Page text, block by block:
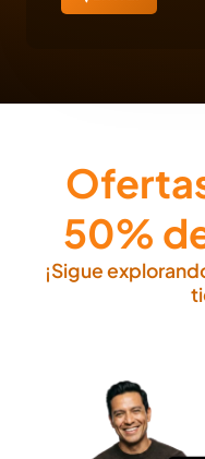
i
s
e
a
l50%
¡Sigue